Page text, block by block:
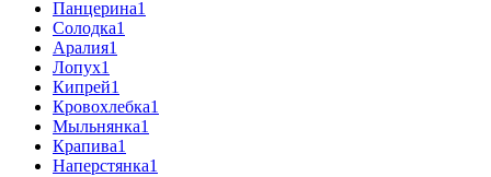
Панцерина1
Солодка1
Аралия1
Лопух1
Кипрей1
Кровохлебка1
Мыльнянка1
Крапива1
Наперстянка1